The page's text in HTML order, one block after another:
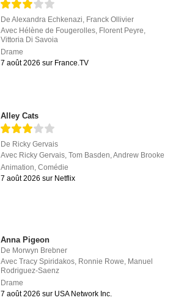
DeAlexandra Echkenazi, Franck Ollivier
Avec Hélène de Fougerolles, Florent Peyre,
Vittoria Di Savoia
Drame
7 août 2026 sur France.TV
Alley Cats
De Ricky Gervais
Avec Ricky Gervais ,Tom Basden ,Andrew Brooke
Animation ,Comédie
7 août 2026 sur Netflix
Anna Pigeon
De Morwyn Brebner
AvecTracy Spiridakos, Ronnie Rowe, Manuel
Rodriguez-Saenz
Drame
7 août 2026 sur USA Network Inc.